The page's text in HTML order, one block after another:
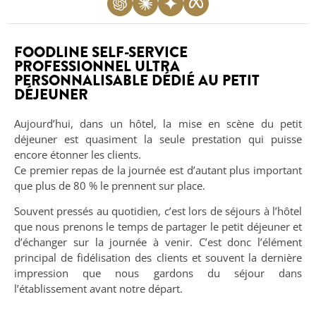
FOODLINE SELF-SERVICE
PROFESSIONNEL ULTRA
PERSONNALISABLE DÉDIÉ AU PETIT
DÉJEUNER
Aujourd’hui, dans un hôtel, la mise en scène du petit
déjeuner est quasiment la seule prestation qui puisse
encore étonner les clients.
Ce premier repas de la journée est d’autant plus important
que plus de 80 % le prennent sur place.
Souvent pressés au quotidien, c’est lors de séjours à l’hôtel
que nous prenons le temps de partager le petit déjeuner et
d’échanger sur la journée à venir. C’est donc l’élément
principal de fidélisation des clients et souvent la dernière
impression que nous gardons du séjour dans
l’établissement avant notre départ.